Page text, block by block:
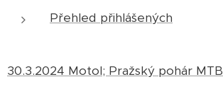
Přehled přihlášených
30.3.2024 Motol; Pražský pohár MTB